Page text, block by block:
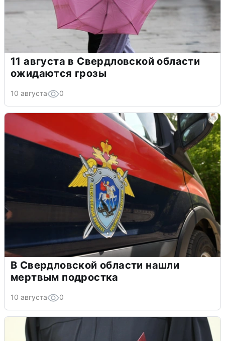
11 августа в Свердловской области
ожидаются грозы
10 августа 0
В Свердловской области нашли
мертвым подростка
10 августа 0